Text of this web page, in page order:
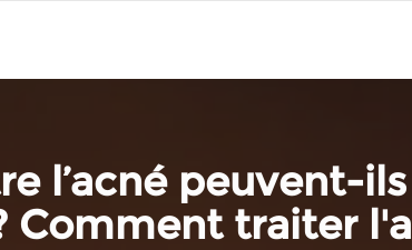
l’acné peuvent-
Comment traiter